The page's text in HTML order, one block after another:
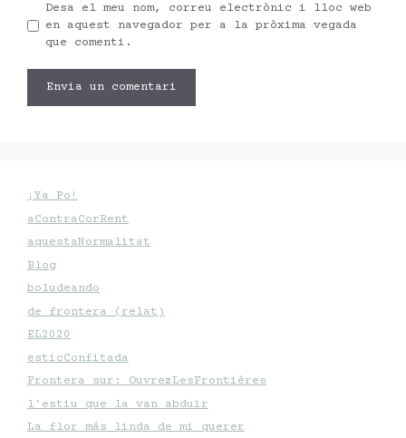
Desa el meu nom, correu electrònic i lloc web
en aquest navegador per a la pròxima vegada
que comenti.
¡Ya Po!
aContraCorRent
aquestaNormalitat
Blog
boludeando
de frontera (relat)
EL2020
esticConfitada
Frontera sur: OuvrezLesFrontières
l'estiu que la van abduir
La flor más linda de mi querer